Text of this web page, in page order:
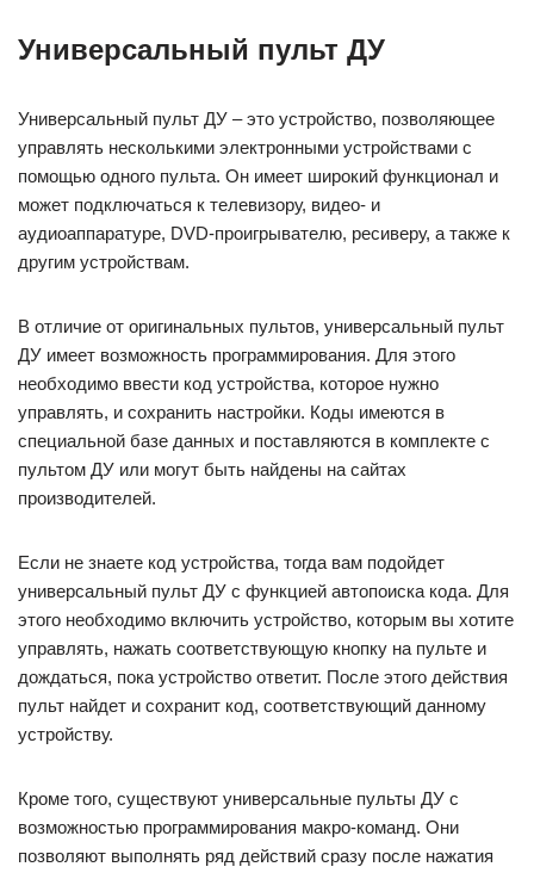
Универсальный пульт ДУ
Универсальный пульт ДУ – это устройство, позволяющее
управлять несколькими электронными устройствами с
помощью одного пульта. Он имеет широкий функционал и
может подключаться к телевизору, видео- и
аудиоаппаратуре, DVD-проигрывателю, ресиверу, а также к
другим устройствам.
В отличие от оригинальных пультов, универсальный пульт
ДУ имеет возможность программирования. Для этого
необходимо ввести код устройства, которое нужно
управлять, и сохранить настройки. Коды имеются в
специальной базе данных и поставляются в комплекте с
пультом ДУ или могут быть найдены на сайтах
производителей.
Если не знаете код устройства, тогда вам подойдет
универсальный пульт ДУ с функцией автопоиска кода. Для
этого необходимо включить устройство, которым вы хотите
управлять, нажать соответствующую кнопку на пульте и
дождаться, пока устройство ответит. После этого действия
пульт найдет и сохранит код, соответствующий данному
устройству.
Кроме того, существуют универсальные пульты ДУ с
возможностью программирования макро-команд. Они
позволяют выполнять ряд действий сразу после нажатия